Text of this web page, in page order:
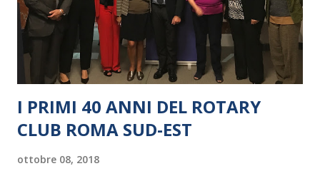
I PRIMI 40 ANNI DEL ROTARY
CLUB ROMA SUD-EST
ottobre 08, 2018